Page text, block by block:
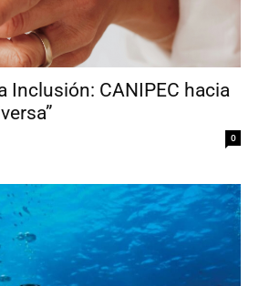
Inclusión: CANIPEC hacia
0